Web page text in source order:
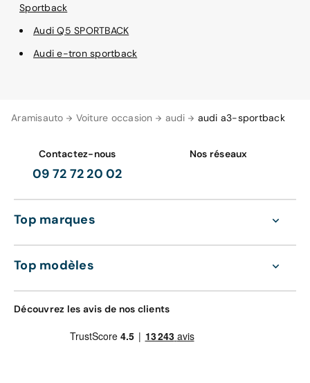
Aramisauto Voiture occasion audi audi a3-sportback
Sportback
Audi Q5 SPORTBACK
Audi e-tron sportback
Contactez-nous
09 72 72 20 02
Nos réseaux
Top marques
Top modèles
Découvrez les avis de nos clients